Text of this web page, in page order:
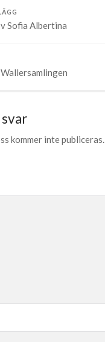
Sofia Albertina
kommer inte publiceras.